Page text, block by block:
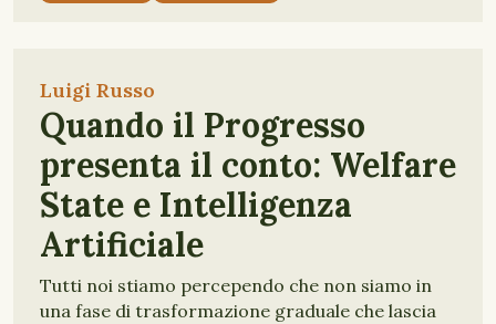
Luigi Russo
Quando il Progresso
presenta il conto: Welfare
State e Intelligenza
Artificiale
Tutti noi stiamo percependo che non siamo in
una fase di trasformazione graduale che lascia